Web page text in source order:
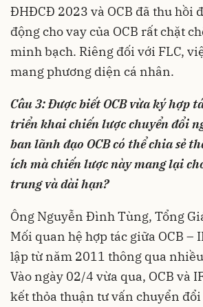
ĐHĐCĐ 2023 và OCB đã thu hồi
động cho vay của OCB rất chặt
minh bạch. Riêng đối với FLC,
mang phương diện cá nhân.
Câu 3: Được biết OCB vừa ký hợp
triển khai chiến lược chuyển đổi
ban lãnh đạo OCB có thể chia sẻ
ích mà chiến lược này mang lại
trung và dài hạn?
Ông Nguyễn Đình Tùng, Tổng
Mối quan hệ hợp tác giữa OCB –
lập từ năm 2011 thông qua
Vào ngày 02/4 vừa qua, OCB và
kết thỏa thuận tư vấn chuyển